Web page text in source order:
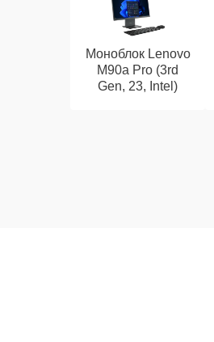
Моноблок Lenovo
M90a Pro (3rd
Gen, 23, Intel)